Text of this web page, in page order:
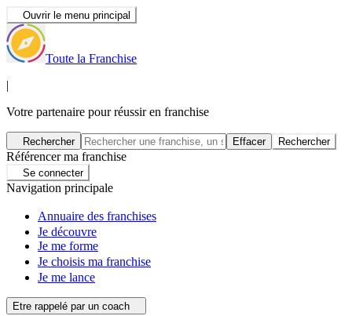
Ouvrir le menu principal
Toute la Franchise
|
Votre partenaire pour réussir en franchise
Rechercher Effacer Rechercher
Référencer ma franchise
Se connecter
Navigation principale
Annuaire des franchises
Je découvre
Je me forme
Je choisis ma franchise
Je me lance
Etre rappelé par un coach